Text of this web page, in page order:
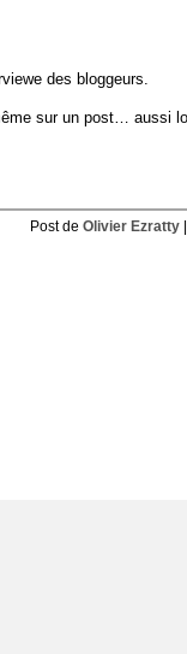
des bloggeurs.
sur un post… aussi
Post de Olivier Ezratty|